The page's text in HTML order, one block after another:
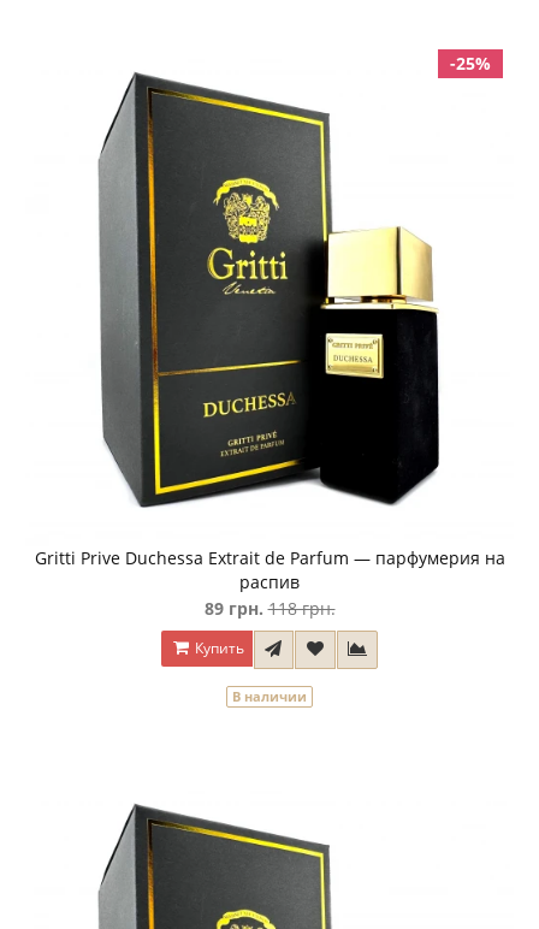
-25%
Gritti Prive Duchessa Extrait de Parfum — парфумерия на
распив
89 грн. 118 грн.
Купить
В наличии